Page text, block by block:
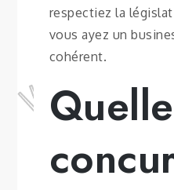
respectiez la
vous ayez un
cohérent.
Quelle